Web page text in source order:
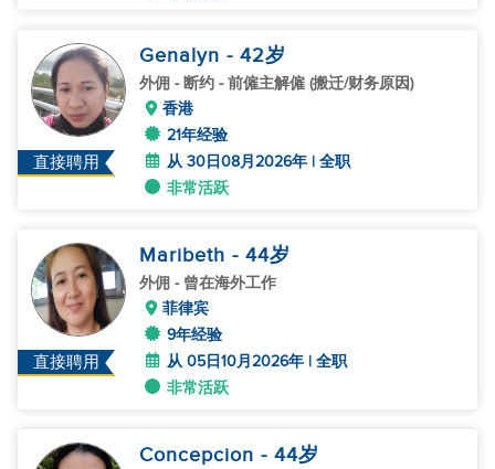
直接聘用
Genalyn - 42岁
外佣 - 断约 - 前僱主解僱 (搬迁/财务原因)
香港
21年经验
从 30日08月2026年 | 全职
非常活跃
直接聘用
Maribeth - 44岁
外佣 - 曾在海外工作
菲律宾
9年经验
从 05日10月2026年 | 全职
非常活跃
Concepcion - 44岁